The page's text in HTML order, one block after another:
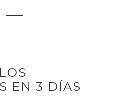
EN 3 DÍAS